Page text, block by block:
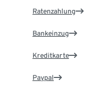
Ratenzahlung
Bankeinzug
Kreditkarte
Paypal